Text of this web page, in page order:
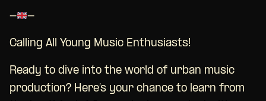
- -
Calling All Young Music Enthusiasts!
Ready to dive into the world of urban music
production? Here’s your chance to learn from